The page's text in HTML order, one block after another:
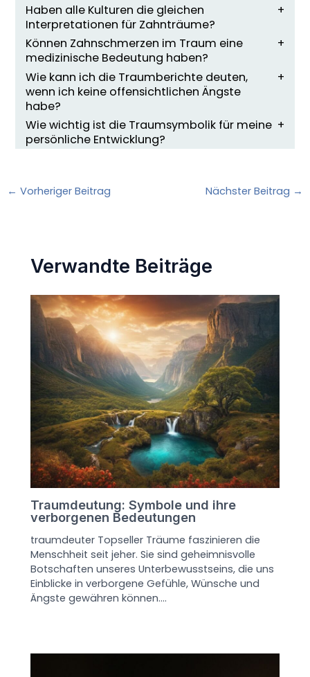
Haben alle Kulturen die gleichen
Interpretationen für Zahnträume?
Können Zahnschmerzen im Traum eine
medizinische Bedeutung haben?
Wie kann ich die Traumberichte deuten,
wenn ich keine offensichtlichen Ängste
habe?
Wie wichtig ist die Traumsymbolik für meine
persönliche Entwicklung?
← Vorheriger Beitrag Nächster Beitrag →
Verwandte Beiträge
Traumdeutung: Symbole und ihre
verborgenen Bedeutungen
traumdeuter Topseller Träume faszinieren die
Menschheit seit jeher. Sie sind geheimnisvolle
Botschaften unseres Unterbewusstseins, die uns
Einblicke in verborgene Gefühle, Wünsche und
Ängste gewähren können.…